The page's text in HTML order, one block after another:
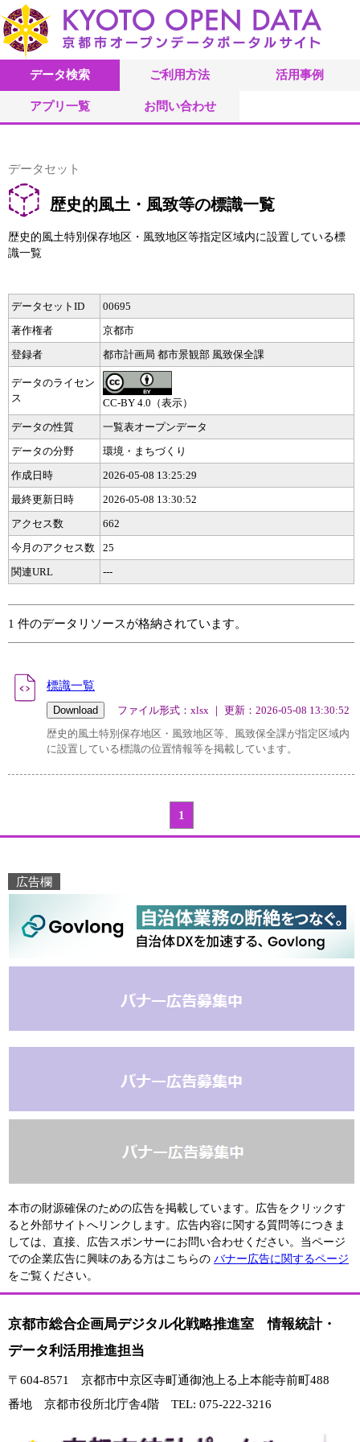
データ検索 ご利用方法 活用事例
アプリ一覧 お問い合わせ
データセット
歴史的風土・風致等の標識一覧
歴史的風土特別保存地区・風致地区等指定区域内に設置している標
識一覧
データセットID
00695
著作権者
京都市
登録者
都市計画局 都市景観部 風致保全課
データのライセン
ス
CC-BY 4.0（表示）
データの性質
一覧表オープンデータ
データの分野
環境・まちづくり
作成日時
2026-05-08 13:25:29
最終更新日時
2026-05-08 13:30:52
アクセス数
662
今月のアクセス数
25
関連URL
---
1 件のデータリソースが格納されています。
標識一覧
ファイル形式：xlsx ｜ 更新：2026-05-08 13:30:52
歴史的風土特別保存地区・風致地区等、風致保全課が指定区域内
に設置している標識の位置情報等を掲載しています。
1
広告欄
本市の財源確保のための広告を掲載しています。広告をクリックす
ると外部サイトへリンクします。広告内容に関する質問等につきま
しては、直接、広告スポンサーにお問い合わせください。当ページ
での企業広告に興味のある方はこちらの バナー広告に関するページ
をご覧ください。
京都市総合企画局デジタル化戦略推進室 情報統計・
データ利活用推進担当
〒604-8571 京都市中京区寺町通御池上る上本能寺前町488
番地 京都市役所北庁舎4階 TEL: 075-222-3216